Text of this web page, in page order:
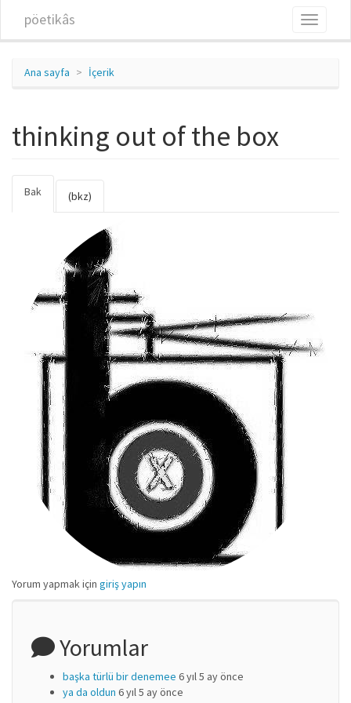
pöetikâs
Toggle
Ana sayfa İçerik
thinking out of the box
Birincil sekmeler
Bak
sekme)
(bkz)
thinking_out_of_the_box.jpg
Yorum yapmak için giriş yapın
Yorumlar
başka türlü bir denemee 6 yıl 5 ay önce
ya da oldun 6 yıl 5 ay önce